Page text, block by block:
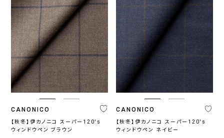
CANONICO
【秋冬】伊カノニコ スーパー120's
ウィンドウペン ブラウン
CANONICO
【秋冬】伊カノニコ スーパー120's
ウィンドウペン ネイビー